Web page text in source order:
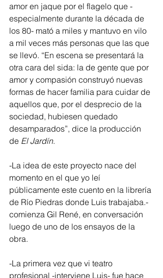
amor en jaque por el flagelo que -
especialmente durante la década de
los 80- mató a miles y mantuvo en vilo
a mil veces más personas que las que
se llevó. “En escena se presentará la
otra cara del sida: la de gente que por
amor y compasión construyó nuevas
formas de hacer familia para cuidar de
aquellos que, por el desprecio de la
sociedad, hubiesen quedado
desamparados”, dice la producción
de El Jardín.
-La idea de este proyecto nace del
momento en el que yo leí
públicamente este cuento en la librería
de Río Piedras donde Luis trabajaba.-
comienza Gil René, en conversación
luego de uno de los ensayos de la
obra.
-La primera vez que vi teatro
profesional -interviene Luis- fue hace